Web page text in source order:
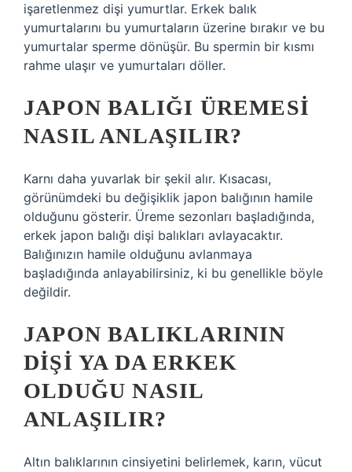
işaretlenmez dişi yumurtlar. Erkek balık
yumurtalarını bu yumurtaların üzerine bırakır ve bu
yumurtalar sperme dönüşür. Bu spermin bir kısmı
rahme ulaşır ve yumurtaları döller.
JAPON BALIĞI ÜREMESI
NASIL ANLAŞILIR?
Karnı daha yuvarlak bir şekil alır. Kısacası,
görünümdeki bu değişiklik japon balığının hamile
olduğunu gösterir. Üreme sezonları başladığında,
erkek japon balığı dişi balıkları avlayacaktır.
Balığınızın hamile olduğunu avlanmaya
başladığında anlayabilirsiniz, ki bu genellikle böyle
değildir.
JAPON BALIKLARININ
DIŞI YA DA ERKEK
OLDUĞU NASIL
ANLAŞILIR?
Altın balıklarının cinsiyetini belirlemek, karın, vücut